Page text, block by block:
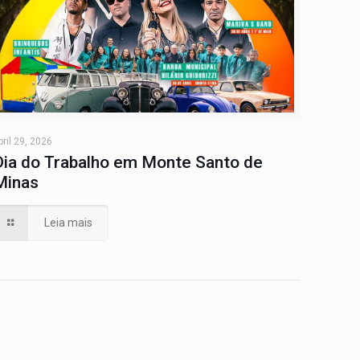
29, 2026
do Trabalho em Monte Santo de
Leia mais